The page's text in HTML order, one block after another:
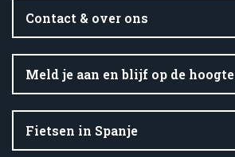
Contact & over ons
Meld je aan en blijf op de hoogte
Fietsen in Spanje